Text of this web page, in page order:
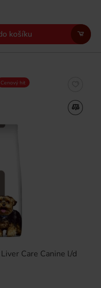
košíku
Care Canine l/d
Cenový hit